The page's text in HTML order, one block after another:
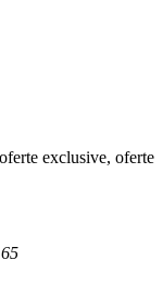
exclusive, oferte